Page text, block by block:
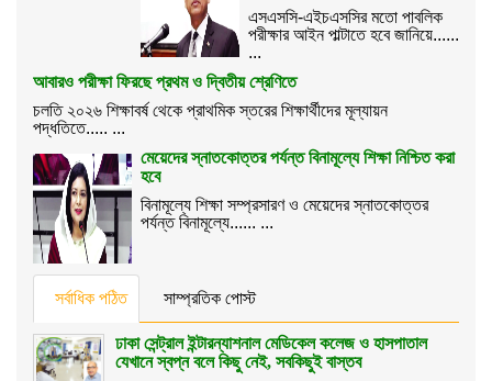
এসএসসি-এইচএসসির মতো পাবলিক
পরীক্ষার আইন পাল্টাতে হবে জানিয়ে......
...
আবারও পরীক্ষা ফিরছে প্রথম ও দ্বিতীয় শ্রেণিতে
চলতি ২০২৬ শিক্ষাবর্ষ থেকে প্রাথমিক স্তরের শিক্ষার্থীদের মূল্যায়ন
পদ্ধতিতে..... ...
মেয়েদের স্নাতকোত্তর পর্যন্ত বিনামূল্যে শিক্ষা নিশ্চিত করা
হবে
বিনামূল্যে শিক্ষা সম্প্রসারণ ও মেয়েদের স্নাতকোত্তর
পর্যন্ত বিনামূল্যে...... ...
সর্বাধিক পঠিত সাম্প্রতিক পোস্ট
ঢাকা সেন্ট্রাল ইন্টারন্যাশনাল মেডিকেল কলেজ ও হাসপাতাল
যেখানে স্বপ্ন বলে কিছু নেই, সবকিছুই বাস্তব